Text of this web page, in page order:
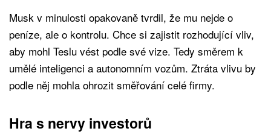
Musk v minulosti opakovaně tvrdil, že mu nejde o
peníze, ale o kontrolu. Chce si zajistit rozhodující vliv,
aby mohl Teslu vést podle své vize. Tedy směrem k
umělé inteligenci a autonomním vozům. Ztráta vlivu by
podle něj mohla ohrozit směřování celé firmy.
Hra s nervy investorů